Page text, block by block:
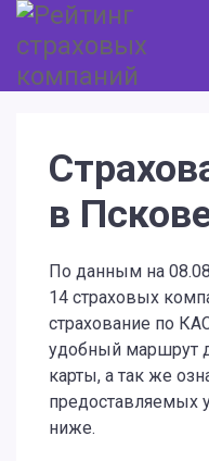
в
По данным на
14 страховых
страхование по
удобный маршрут
карты, а так же
предоставляемых
ниже.